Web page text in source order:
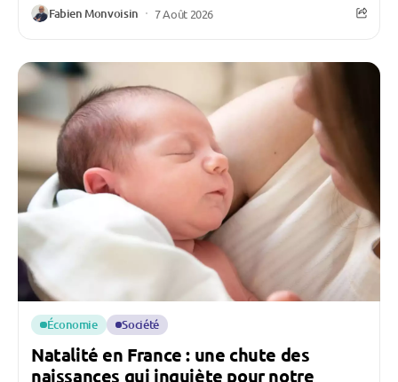
Fabien Monvoisin 7 Août 2026
Économie Société
Natalité en France : une chute des
naissances qui inquiète pour notre